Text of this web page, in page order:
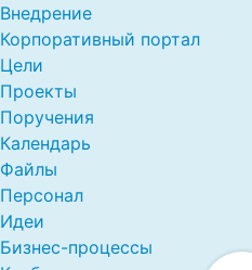
Внедрение
Корпоративный портал
Цели
Проекты
Поручения
Календарь
Файлы
Персонал
Идеи
Бизнес-процессы